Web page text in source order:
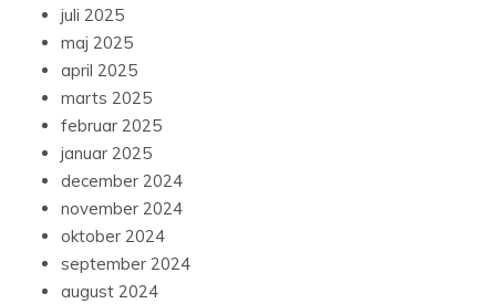
juli 2025
maj 2025
april 2025
marts 2025
februar 2025
januar 2025
december 2024
november 2024
oktober 2024
september 2024
august 2024